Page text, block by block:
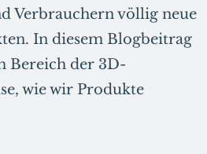
Verbrauchern völlig neue
In diesem Blogbeitrag
Bereich der 3D-
wie wir Produkte